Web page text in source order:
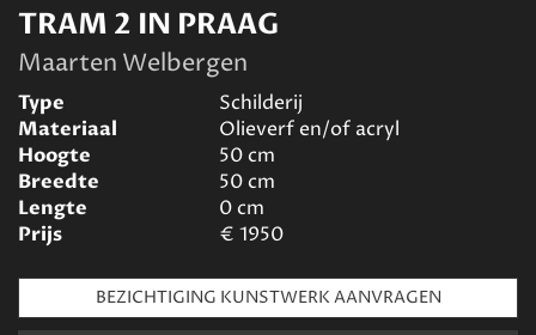
TRAM 2 IN PRAAG
Maarten Welbergen
Type
Schilderij
Materiaal
Olieverf en/of acryl
Hoogte
50cm
Breedte
50cm
Lengte
0cm
Prijs
€ 1950
BEZICHTIGING KUNSTWERK AANVRAGEN